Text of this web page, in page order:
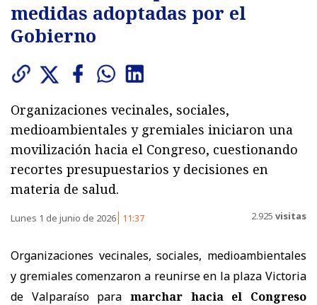
medidas adoptadas por el
Gobierno
Organizaciones vecinales, sociales,
medioambientales y gremiales iniciaron una
movilización hacia el Congreso, cuestionando
recortes presupuestarios y decisiones en
materia de salud.
Lunes 1 de junio de 2026 11:37 2.925 visitas
Organizaciones vecinales, sociales, medioambientales
y gremiales comenzaron a reunirse en la plaza Victoria
de Valparaíso para marchar hacia el Congreso